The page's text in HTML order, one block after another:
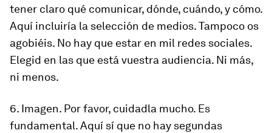
tener claro qué comunicar, dónde, cuándo, y cómo.
Aquí incluiría la selección de medios. Tampoco os
agobiéis. No hay que estar en mil redes sociales.
Elegid en las que está vuestra audiencia. Ni más,
ni menos.
6. Imagen. Por favor, cuidadla mucho. Es
fundamental. Aquí sí que no hay segundas